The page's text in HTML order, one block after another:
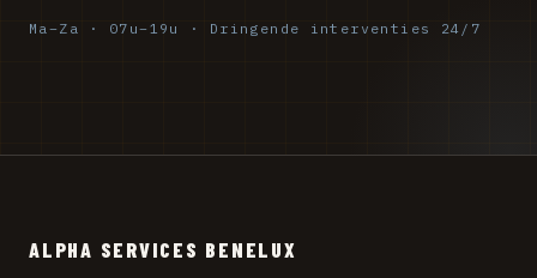
Ma–Za · 07u–19u · Dringende interventies 24/7
ALPHA SERVICES BENELUX